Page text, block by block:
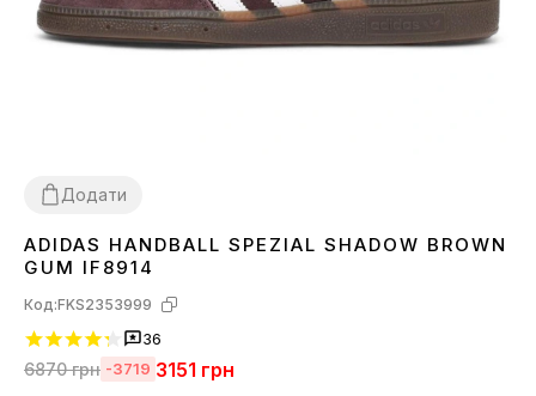
Додати
36 3738 3940414445
ADIDAS HANDBALL SPEZIAL SHADOW BROWN
GUM IF8914
Код:FKS2353999
36
6870грн -3719 3151 грн